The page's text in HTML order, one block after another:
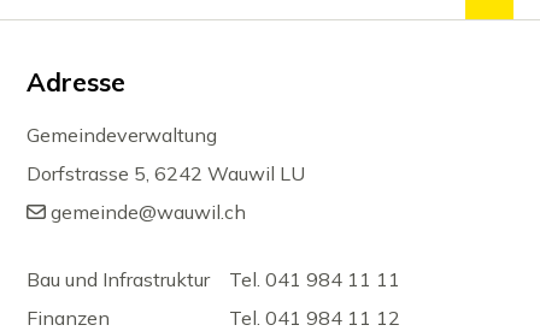
Footer
Adresse
Gemeindeverwaltung
Dorfstrasse 5, 6242 Wauwil LU
gemeinde@wauwil.ch
Bau und Infrastruktur
Tel. 041 984 11 11
Finanzen
Tel. 041 984 11 12